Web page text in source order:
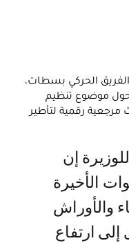
الحركي بسطات،
حول موضوع تنظيم
رقمية لتأطير
الأخيرة
والأوراش
إلى ارتفاع